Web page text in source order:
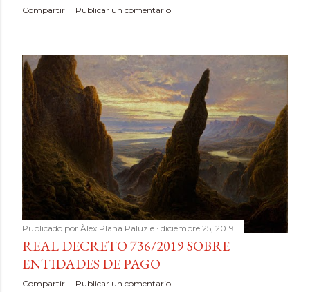
Compartir Publicar un comentario
Publicado por Àlex Plana Paluzie diciembre 25, 2019
REAL DECRETO 736/2019 SOBRE
ENTIDADES DE PAGO
Compartir Publicar un comentario